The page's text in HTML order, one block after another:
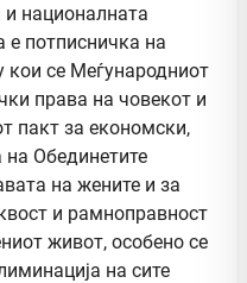
и националната
потписничка на
кои се Меѓународниот
права на човекот и
пакт за економски,
на Обединетите
на жените и за
и рамноправност
живот, особено се
на сите